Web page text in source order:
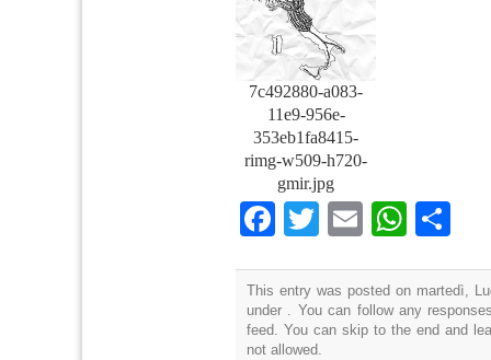
7c492880-a083-
11e9-956e-
353eb1fa8415-
rimg-w509-h720-
gmir.jpg
Facebook
TwitterEmail
This entry was posted on martedì,
under . You can follow any
feed. You can skip to the end and
not allowed.